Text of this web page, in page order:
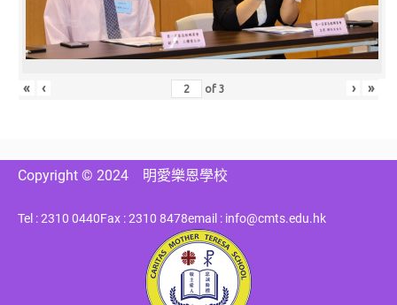
« ‹ of3 › »
Copyright © 2024 明愛樂恩學校
Tel : 2310 0440Fax : 2310 8478email : info@cmts.edu.hk